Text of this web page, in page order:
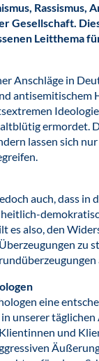
Rassismus,
Gesellschaft.
Leitthema
Anschläge in
antisemitischem
ermordet.
lassen sich
auch, dass in
es also, den
zu
eine
unserer
und